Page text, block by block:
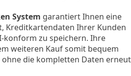
System garantiert Ihnen eine
Kreditkartendaten Ihrer Kunden
konform zu speichern. Ihre
weiteren Kauf somit bequem
die kompletten Daten erneut